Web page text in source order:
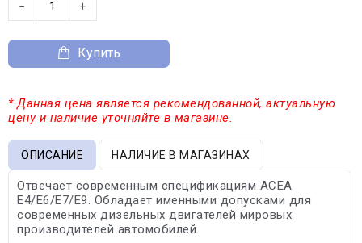
− +
Купить
* Данная цена является рекомендованной, актуальную
цену и наличие уточняйте в магазине.
ОПИСАНИЕ НАЛИЧИЕ В МАГАЗИНАХ
Отвечает современным спецификациям ACEA
E4/E6/E7/E9. Обладает именными допусками для
современных дизельных двигателей мировых
производителей автомобилей.